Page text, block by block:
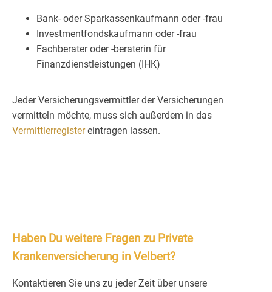
Bank- oder Sparkassenkaufmann oder -frau
Investmentfondskaufmann oder -frau
Fachberater oder -beraterin für
Finanzdienstleistungen (IHK)
Jeder Versicherungsvermittler der Versicherungen
vermitteln möchte, muss sich außerdem in das
Vermittlerregistereintragen lassen.
Haben Du weitere Fragen zu Private
Krankenversicherung in Velbert?
Kontaktieren Sie uns zu jeder Zeit über unsere